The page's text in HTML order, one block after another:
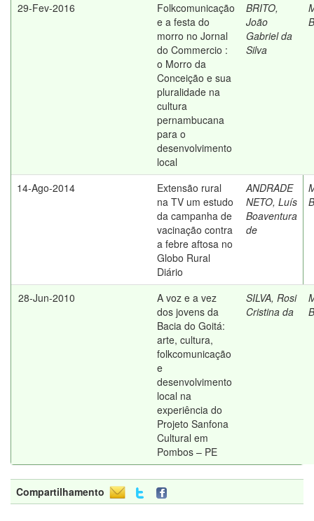
29-Fev-2016
Folkcomunicação
e a festa do
morro no Jornal
do Commercio :
o Morro da
Conceição e sua
pluralidade na
cultura
pernambucana
para o
desenvolvimento
local
BRITO,
João
Gabriel da
Silva
14-Ago-2014
Extensão rural
na TV um estudo
da campanha de
vacinação contra
a febre aftosa no
Globo Rural
Diário
ANDRADE
NETO, Luís
Boaventura
de
28-Jun-2010
A voz e a vez
dos jovens da
Bacia do Goitá:
arte, cultura,
folkcomunicação
e
desenvolvimento
local na
experiência do
Projeto Sanfona
Cultural em
Pombos – PE
SILVA, Rosi
Cristina da
Compartilhamento